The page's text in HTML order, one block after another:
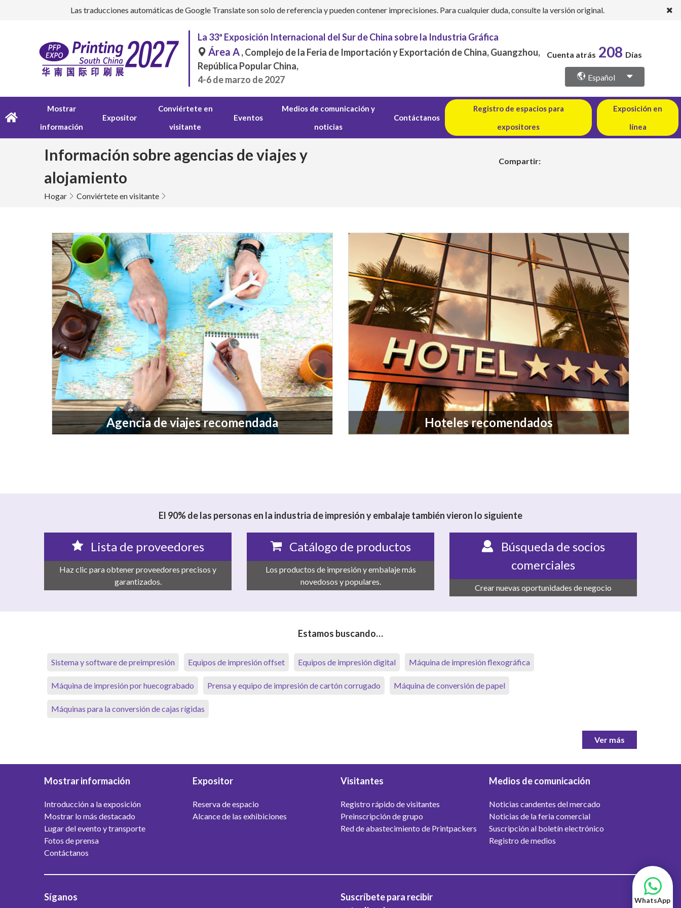
Las traducciones automáticas de Google Translate son solo de referencia y pueden contener imprecisiones. Para cualquier duda, consulte la versión original.
La 33ª Exposición Internacional del Sur de China sobre la Industria Gráfica
Área A, Complejo de la Feria de Importación y Exportación de China, Guangzhou,
República Popular China,
4-6 de marzo de 2027
Cuenta atrás 208 Días
Español
Mostrar
información
Expositor
Conviértete en
visitante
Eventos
Medios de comunicación y
noticias
Contáctanos
Registro de espacios para
expositores
Exposición en
línea
Información sobre agencias de viajes y
alojamiento
Hogar Conviértete en visitante
Compartir:
Agencia de viajes recomendada Hoteles recomendados
El 90% de las personas en la industria de impresión y embalaje también vieron lo siguiente
Lista de proveedores
Haz clic para obtener proveedores precisos y
garantizados.
Catálogo de productos
Los productos de impresión y embalaje más
novedosos y populares.
Búsqueda de socios
comerciales
Crear nuevas oportunidades de negocio
Estamos buscando…
Sistema y software de preimpresión Equipos de impresión offset Equipos de impresión digital Máquina de impresión flexográfica
Máquina de impresión por huecograbado Prensa y equipo de impresión de cartón corrugado Máquina de conversión de papel
Máquinas para la conversión de cajas rígidas
Ver más
Mostrar información
Introducción a la exposición
Mostrar lo más destacado
Lugar del evento y transporte
Fotos de prensa
Contáctanos
Expositor
Reserva de espacio
Alcance de las exhibiciones
Visitantes
Registro rápido de visitantes
Preinscripción de grupo
Red de abastecimiento de Printpackers
Medios de comunicación
Noticias candentes del mercado
Noticias de la feria comercial
Suscripción al boletín electrónico
Registro de medios
Síganos
Suscríbete para recibir
WhatsApp